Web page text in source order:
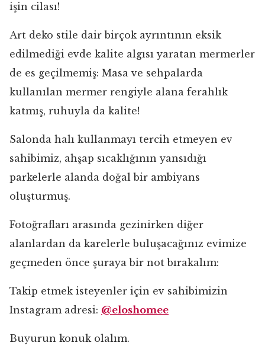
işin cilası!
Art deko stile dair birçok ayrıntının eksik
edilmediği evde kalite algısı yaratan mermerler
de es geçilmemiş: Masa ve sehpalarda
kullanılan mermer rengiyle alana ferahlık
katmış, ruhuyla da kalite!
Salonda halı kullanmayı tercih etmeyen ev
sahibimiz, ahşap sıcaklığının yansıdığı
parkelerle alanda doğal bir ambiyans
oluşturmuş.
Fotoğrafları arasında gezinirken diğer
alanlardan da karelerle buluşacağınız evimize
geçmeden önce şuraya bir not bırakalım:
Takip etmek isteyenler için ev sahibimizin
Instagram adresi: @eloshomee
Buyurun konuk olalım.